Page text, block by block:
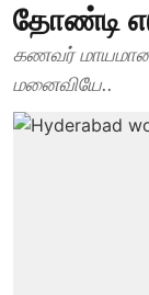
தோண்டி
கணவர்
மனைவியே..